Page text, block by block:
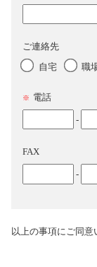
ご連絡先
自宅
職
※ 電話
-
FAX
-
以上の事項にご同意